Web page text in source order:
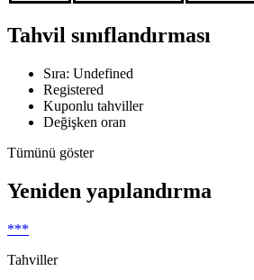
Tahvil sınıflandırması
Sıra: Undefined
Registered
Kuponlu tahviller
Değişken oran
Tümünü göster
Yeniden yapılandırma
***
Tahviller